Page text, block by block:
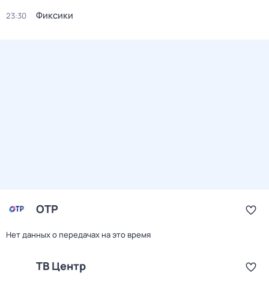
23:30 Фиксики
ОТР
Нет данных о передачах на это время
ТВ Центр